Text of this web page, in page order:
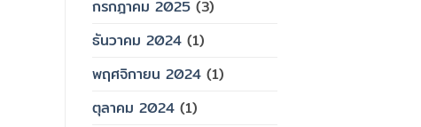
กรกฎาคม 2025 (3)
ธันวาคม 2024 (1)
พฤศจิกายน 2024 (1)
ตุลาคม 2024 (1)